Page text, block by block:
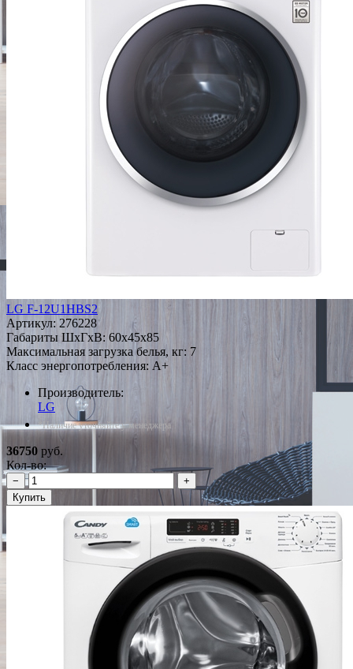
LG F-12U1HBS2
Артикул: 276228
Габариты ШxГxВ: 60x45x85
Максимальная загрузка белья, кг: 7
Класс энергопотребления: A+
Производитель:
LG
*Наличие уточняйте у менеджера
36750 руб.
Кол-во:
−
+
Купить